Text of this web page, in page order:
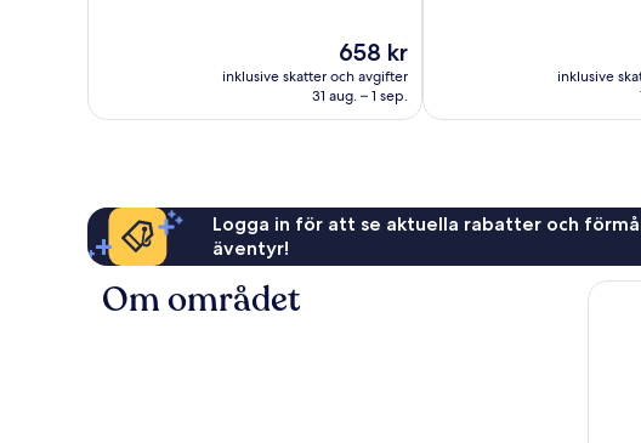
Priset
är
658 kr
658 kr
inklusive skatter och avgifter
31 aug. – 1 sep.
inklusive
Logga in för att se aktuella rabatter och
äventyr!
Om området